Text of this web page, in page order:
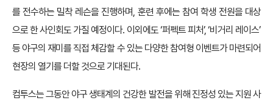
를 전수하는 밀착 레슨을 진행하며, 훈련 후에는 참여 학생 전원을 대상
으로 한 사인회도 가질 예정이다. 이외에도 ‘퍼펙트 피처’, ‘비거리 레이스’
등 야구의 재미를 직접 체감할 수 있는 다양한 참여형 이벤트가 마련되어
현장의 열기를 더할 것으로 기대된다.
컴투스는 그동안 야구 생태계의 건강한 발전을 위해 진정성 있는 지원 사